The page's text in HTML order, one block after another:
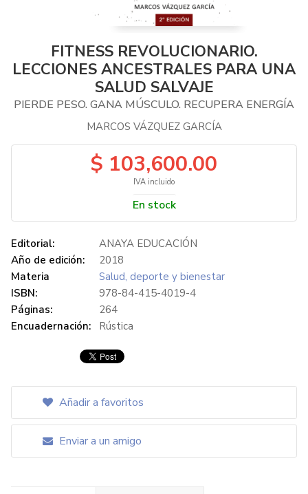
FITNESS REVOLUCIONARIO.
LECCIONES ANCESTRALES PARA UNA
SALUD SALVAJE
PIERDE PESO. GANA MÚSCULO. RECUPERA ENERGÍA
MARCOS VÁZQUEZ GARCÍA
$ 103,600.00
IVA incluido
En stock
Editorial:
ANAYA EDUCACIÓN
Año de edición:
2018
Materia
Salud, deporte y bienestar
ISBN:
978-84-415-4019-4
Páginas:
264
Encuadernación:
Rústica
Añadir a favoritos
Enviar a un amigo